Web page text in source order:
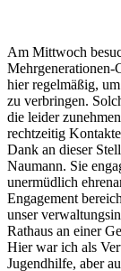
Am Mittwoch
Mehrgenerationen-
hier regelmäßig,
zu verbringen.
die leider
rechtzeitig
Dank an dieser
Naumann. Sie
unermüdlich
Engagement
unser
Rathaus an einer
Hier war ich als
Jugendhilfe, aber